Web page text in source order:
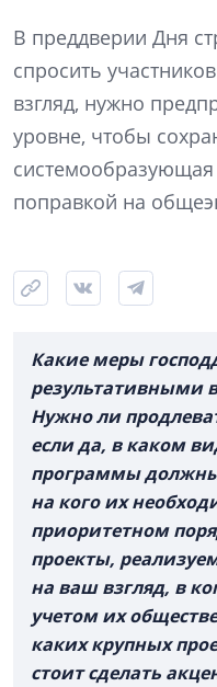
В преддверии Дня
спросить
взгляд, нужно
уровне, чтобы
системообразующая
поправкой на
Какие меры
результативными
Нужно ли
если да, в каком
программы
на кого их
приоритетном
проекты,
на ваш взгляд, в
учетом их
каких крупных
стоит сделать